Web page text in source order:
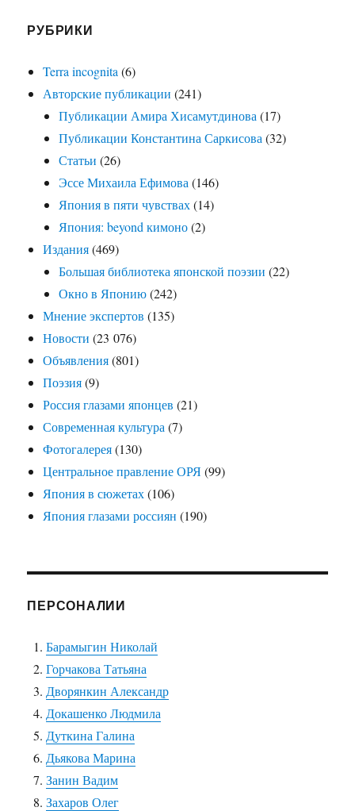
РУБРИКИ
Terra incognita (6)
Авторские публикации (241)
Публикации Амира Хисамутдинова (17)
Публикации Константина Саркисова (32)
Статьи (26)
Эссе Михаила Ефимова (146)
Япония в пяти чувствах(14)
Япония: beyond кимоно(2)
Издания(469)
Большая библиотека японской поэзии (22)
Окно в Японию(242)
Мнение экспертов (135)
Новости (23 076)
Объявления(801)
Поэзия(9)
Россия глазами японцев (21)
Современная культура (7)
Фотогалерея(130)
Центральное правление ОРЯ(99)
Япония в сюжетах(106)
Япония глазами россиян (190)
ПЕРСОНАЛИИ
Барамыгин Николай
Горчакова Татьяна
Дворянкин Александр
Докашенко Людмила
Дуткина Галина
Дьякова Марина
Занин Вадим
Захаров Олег